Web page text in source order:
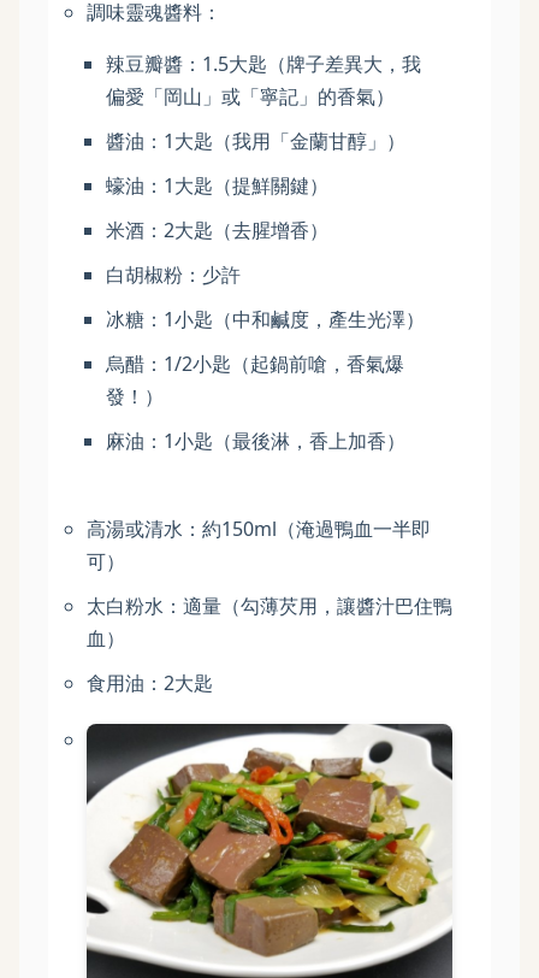
調味靈魂醬料：
辣豆瓣醬：1.5大匙（牌子差異大，我
偏愛「岡山」或「寧記」的香氣）
醬油：1大匙（我用「金蘭甘醇」）
蠔油：1大匙（提鮮關鍵）
米酒：2大匙（去腥增香）
白胡椒粉：少許
冰糖：1小匙（中和鹹度，產生光澤）
烏醋：1/2小匙（起鍋前嗆，香氣爆
發！）
麻油：1小匙（最後淋，香上加香）
高湯或清水：約150ml（淹過鴨血一半即
可）
太白粉水：適量（勾薄芡用，讓醬汁巴住鴨
血）
食用油：2大匙